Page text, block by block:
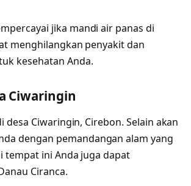
jika mandi air panas di
menghilangkan penyakit dan
kesehatan Anda.
Ciwaringin
desa Ciwaringin, Cirebon. Selain akan
dengan pemandangan alam yang
tempat ini Anda juga dapat
Ciranca.